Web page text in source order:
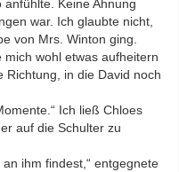
Keine Ahnung
war. Ich glaubte nicht,
von Mrs. Winton ging.
mich wohl etwas aufheitern
Richtung, in die David noch
Ich ließ Chloes
auf die Schulter zu
ihm findest,“ entgegnete